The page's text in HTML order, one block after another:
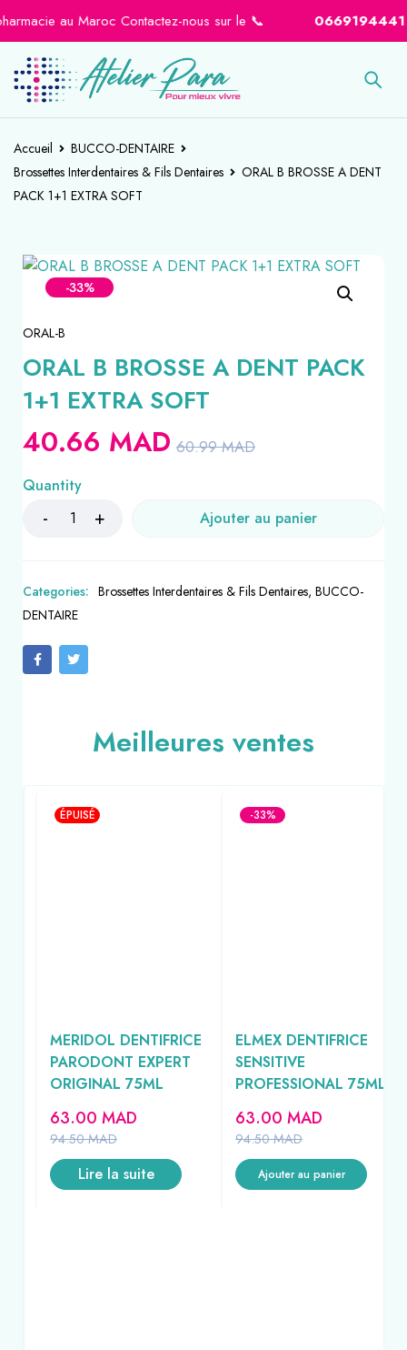
au Maroc Contactez-nous sur le 📞 0669194441-
Accueil
BUCCO-DENTAIRE
Brossettes Interdentaires & Fils Dentaires
ORAL B BROSSE A DENT
PACK 1+1 EXTRA SOFT
-33%
ORAL-B
ORAL B BROSSE A DENT PACK
1+1 EXTRA SOFT
60.99MAD
40.66 MAD
Quantity
Ajouter au panier
Categories: Brossettes Interdentaires & Fils Dentaires, BUCCO-
DENTAIRE
Meilleures ventes
ÉPUISÉ
MERIDOL DENTIFRICE
PARODONT EXPERT
ORIGINAL 75ML
94.50MAD
63.00 MAD
Lire la suite
-33%
ELMEX DENTIFRICE
SENSITIVE
PROFESSIONAL 75ML
94.50MAD
63.00 MAD
Ajouter au panier